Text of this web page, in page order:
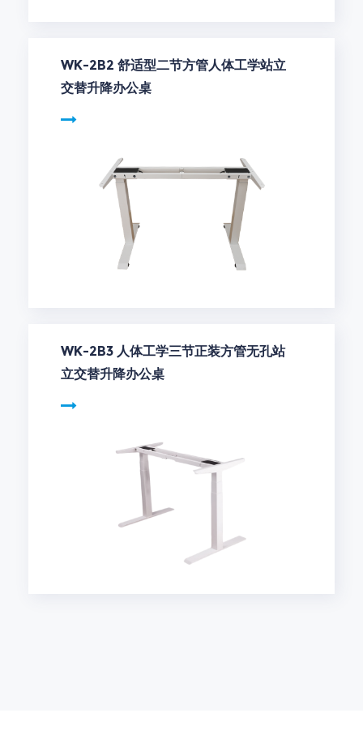
WK-2B2 舒适型二节方管人体工学站立
交替升降办公桌
WK-2B3 人体工学三节正装方管无孔站
立交替升降办公桌